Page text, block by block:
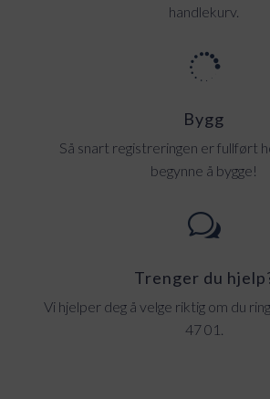
handlekurv.

Bygg
Så snart registreringen er fullført
begynne å bygge!
w
Trenger du
Vi hjelper deg å velge riktig om du
47 01.